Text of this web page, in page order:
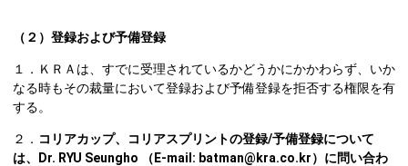
（２）登録および予備登録
１．ＫＲＡは、すでに受理されているかどうかにかかわらず、いか
なる時もその裁量において登録および予備登録を拒否する権限を有
する。
２． コリアカップ、コリアスプリントの登録/予備登録について
は、Dr. RYU Seungho （E-mail: batman@kra.co.kr）に問い合わ